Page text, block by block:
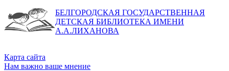
БЕЛГОРОДСКАЯ ГОСУДАРСТВЕННАЯ
ДЕТСКАЯ БИБЛИОТЕКА ИМЕНИ
А.А.ЛИХАНОВА
Карта сайта
Нам важно ваше мнение